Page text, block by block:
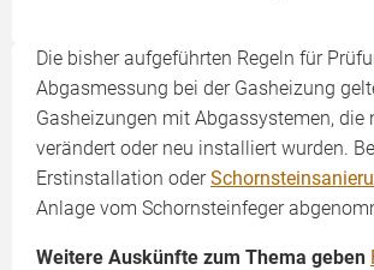
Die bisher aufgeführten Regeln für
Abgasmessung bei der Gasheizung
Gasheizungen mit Abgassystemen, die
verändert oder neu installiert wurden.
Erstinstallation oder
Anlage vom Schornsteinfeger
Weitere Auskünfte zum Thema geben